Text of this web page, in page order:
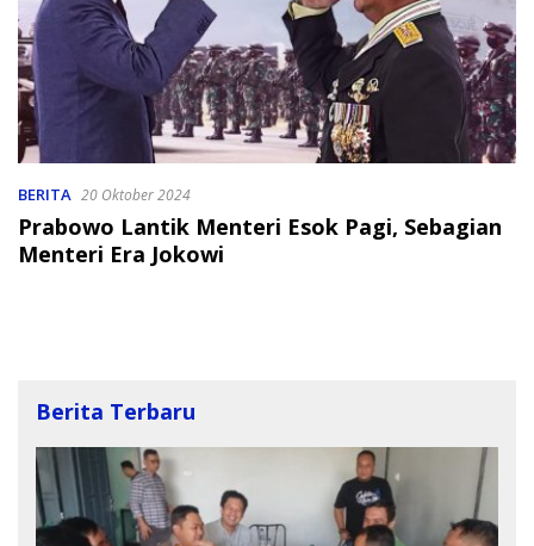
BERITA 20 Oktober 2024
Prabowo Lantik Menteri Esok Pagi, Sebagian
Menteri Era Jokowi
Berita Terbaru